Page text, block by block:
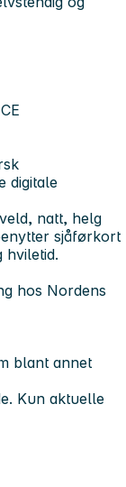
digitale
natt, helg
sjåførkort
hos Nordens
blant annet
Kun aktuelle